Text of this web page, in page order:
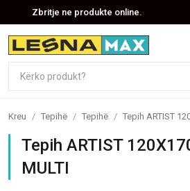
Zbritje ne produkte online.
Kreu / Tepihë / Tepihë / Tepih ARTIST
Tepih ARTIST
MULTI